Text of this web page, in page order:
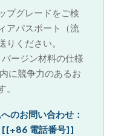
プグレードをご検
アパスポート（流
ください。
ージン材料の仕様
に競争力のあるお
のお問い合わせ：
電話番号]]